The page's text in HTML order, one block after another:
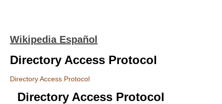
Wikipedia Español
Directory Access Protocol
Directory Access Protocol
Directory Access Protocol